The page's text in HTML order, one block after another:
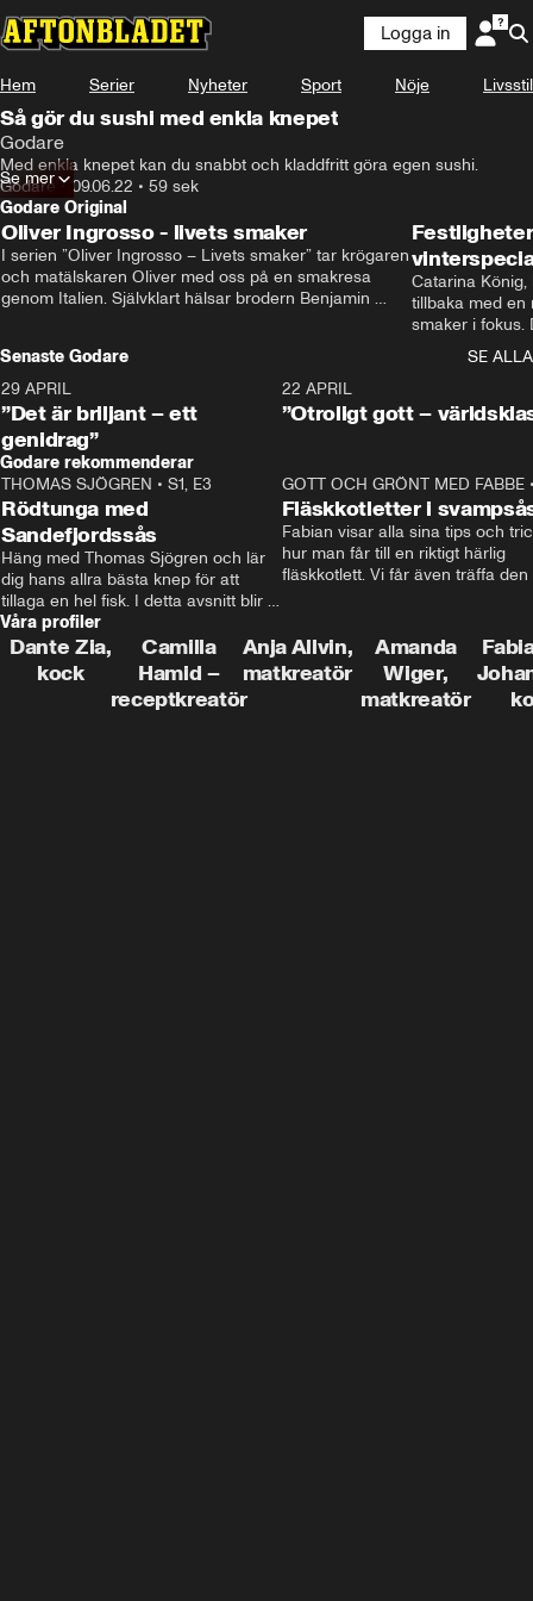
Logga in
Hem Serier Nyheter Sport Nöje Livsstil
Så gör du sushi med enkla knepet
Godare
Med enkla knepet kan du snabbt och kladdfritt göra egen sushi.
Godare • 09.06.22 • 59 sek
Se mer
Godare Original
Oliver Ingrosso - livets smaker
I serien ”Oliver Ingrosso – Livets smaker” tar krögaren
och matälskaren Oliver med oss på en smakresa
genom Italien. Självklart hälsar brodern Benjamin
Catarina
tillbaka med en
smaker i fokus.
julfavoriter
Senaste Godare
SE ALLA
29 APRIL
”Det är briljant – ett
genidrag”
22 APRIL
”Otroligt gott –
Godare rekommenderar
THOMAS SJÖGREN • S1, E3
Rödtunga med
Sandefjordssås
Häng med Thomas Sjögren och lär
dig hans allra bästa knep för att
tillaga en hel fisk. I detta avsnitt blir
de helstekt rödtunga med
sandefjordssås och en magisk sallad
på pepparrot och äpple.
GOTT OCH GRÖNT MED FABBE
Fläskkotletter i
Fabian visar alla sina tips och
hur man får till en riktigt härlig
fläskkotlett. Vi får även träffa den
grisbonde på Gotland.
Våra profiler
Dante Zia,
kock
Camilla
Hamid –
receptkreatör
Anja Allvin,
matkreatör
Amanda
Wiger,
matkreatör